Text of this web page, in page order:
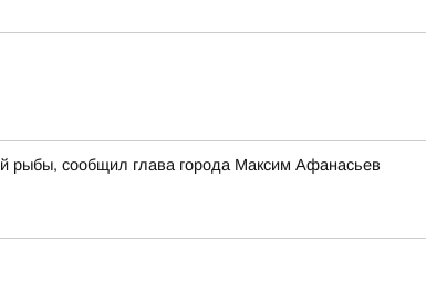
рыбы, сообщил глава города Максим Афанасьев